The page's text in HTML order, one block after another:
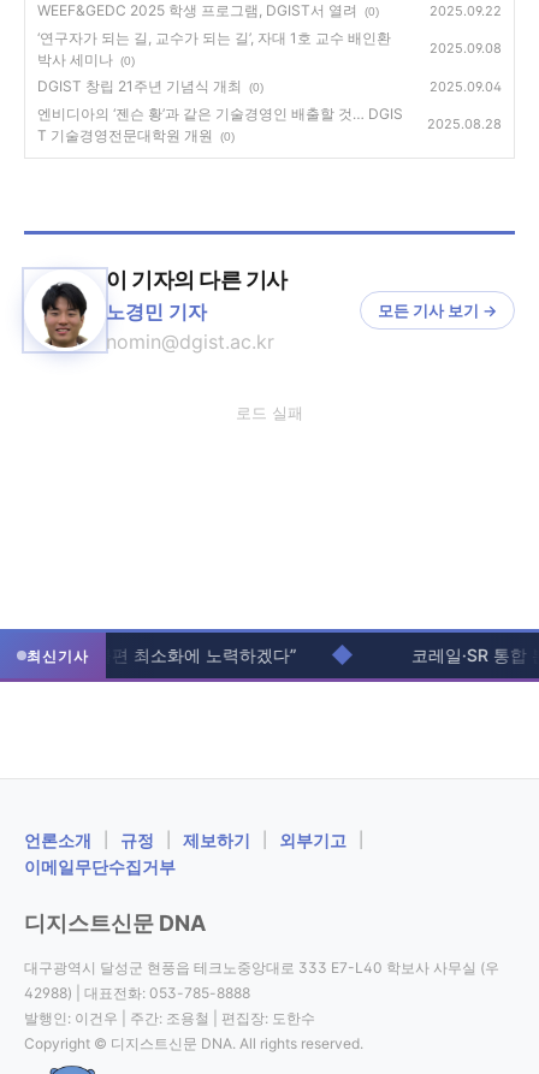
WEEF&GEDC 2025 학생 프로그램, DGIST서 열려 (0) 2025.09.22
‘연구자가 되는 길, 교수가 되는 길’, 자대 1호 교수 배인환
박사 세미나 (0)
2025.09.08
DGIST 창립 21주년 기념식 개최 (0) 2025.09.04
엔비디아의 ‘젠슨 황’과 같은 기술경영인 배출할 것… DGIS
T 기술경영전문대학원 개원
(0)
2025.08.28
이 기자의 다른 기사
노경민 기자
nomin@dgist.ac.kr
모든 기사 보기 →
로드 실패
최신기사
“입주생 불편 최소화에 노력하겠다” ◆ 코레일·SR 통합
ㅤ언론소개 규정 제보하기 외부기고
이메일무단수집거부
디지스트신문 DNA
대구광역시 달성군 현풍읍 테크노중앙대로 333 E7-L40 학보사 사무실 (우
42988) | 대표전화: 053-785-8888
발행인: 이건우 | 주간: 조용철 | 편집장: 도한수
Copyright © 디지스트신문 DNA. All rights reserved.